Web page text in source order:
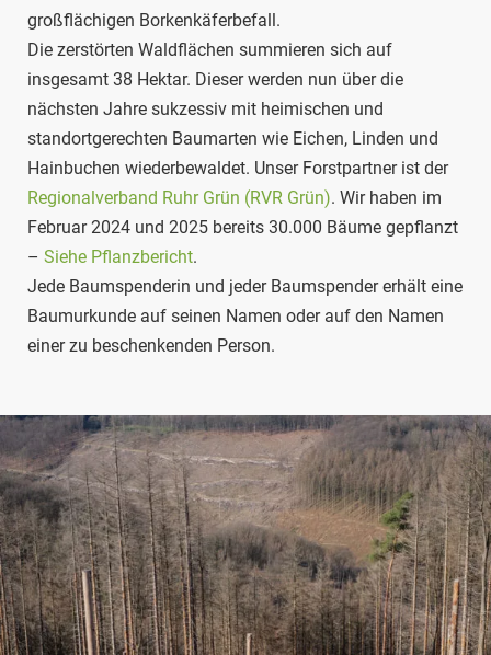
großflächigen Borkenkäferbefall.
Die zerstörten Waldflächen summieren sich auf
insgesamt 38 Hektar. Dieser werden nun über die
nächsten Jahre sukzessiv mit heimischen und
standortgerechten Baumarten wie Eichen, Linden und
Hainbuchen wiederbewaldet. Unser Forstpartner ist der
Regionalverband Ruhr Grün (RVR Grün). Wir haben im
Februar 2024 und 2025 bereits 30.000 Bäume gepflanzt
– Siehe Pflanzbericht.
Jede Baumspenderin und jeder Baumspender erhält eine
Baumurkunde auf seinen Namen oder auf den Namen
einer zu beschenkenden Person.